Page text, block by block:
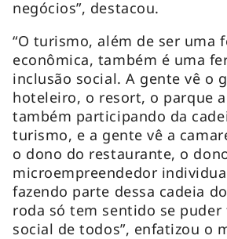
negócios”, destacou.
“O turismo, além de ser uma
econômica, também é uma
inclusão social. A gente vê o
hoteleiro, o resort, o parque
também participando da
turismo, e a gente vê a
o dono do restaurante, o
microempreendedor
fazendo parte dessa cadeia
roda só tem sentido se puder
social de todos”, enfatizou o